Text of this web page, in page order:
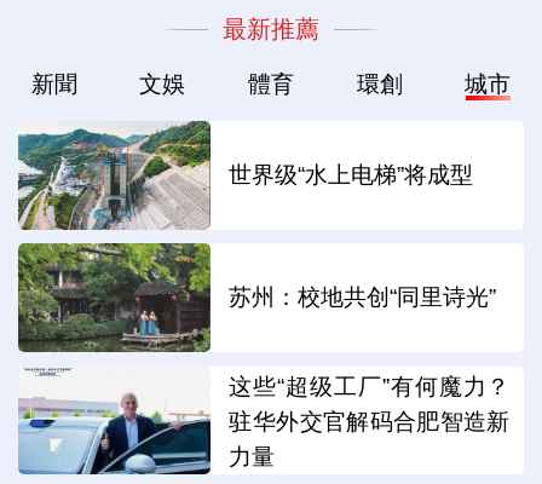
最新推薦
新聞 文娛 體育 環創 城市
世界级“水上电梯”将成型
苏州：校地共创“同里诗光”
这些“超级工厂”有何魔力？
驻华外交官解码合肥智造新
力量